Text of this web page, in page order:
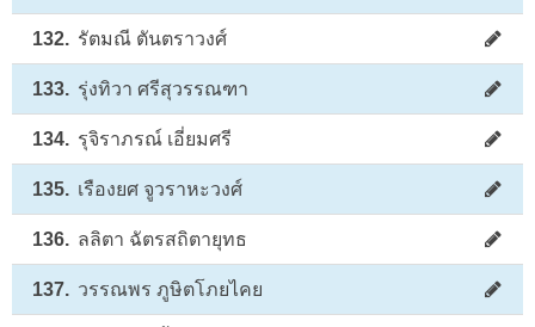
132. รัตมณี ตันตราวงศ์
133. รุ่งทิวา ศรีสุวรรณฑา
134. รุจิราภรณ์ เอี่ยมศรี
135. เรืองยศ จูวราหะวงศ์
136. ลลิตา ฉัตรสถิตายุทธ
137. วรรณพร ภูษิตโภยไคย